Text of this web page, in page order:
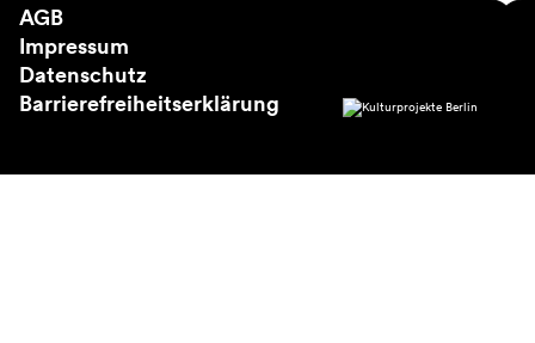
AGB
Impressum
Datenschutz
Barrierefreiheitserklärung